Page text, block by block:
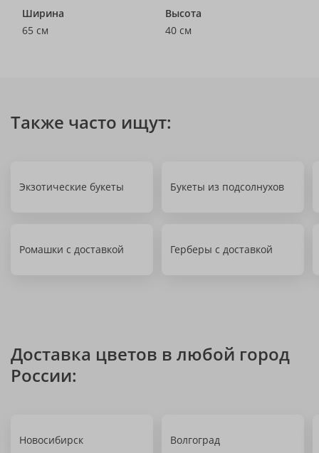
Ширина
65 см
Высота
40 см
Также часто ищут:
Экзотические букеты Букеты из подсолнухов
Ромашки с доставкой Герберы с доставкой
Доставка цветов в любой город
России:
Новосибирск Волгоград